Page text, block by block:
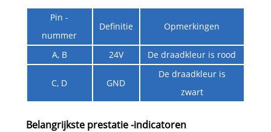
Pin -
nummer
Definitie Opmerkingen
A, B 24V De draadkleur is rood
C, D GND
De draadkleur is
zwart
Belangrijkste prestatie -indicatoren